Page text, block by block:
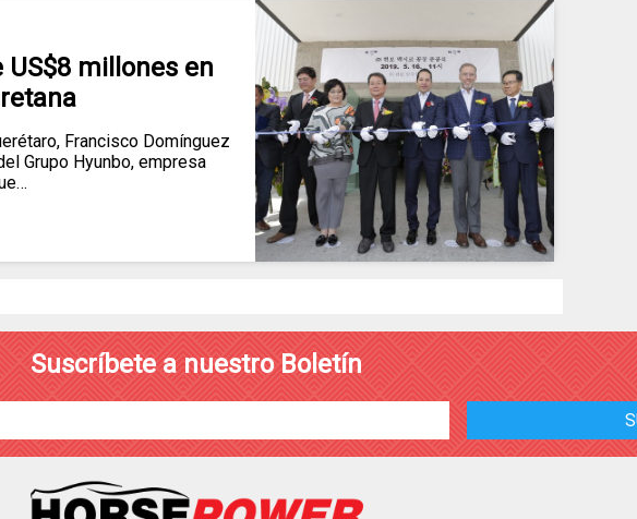
millones en
Francisco Domínguez
Grupo Hyunbo, empresa
Suscríbete a nuestro Boletín